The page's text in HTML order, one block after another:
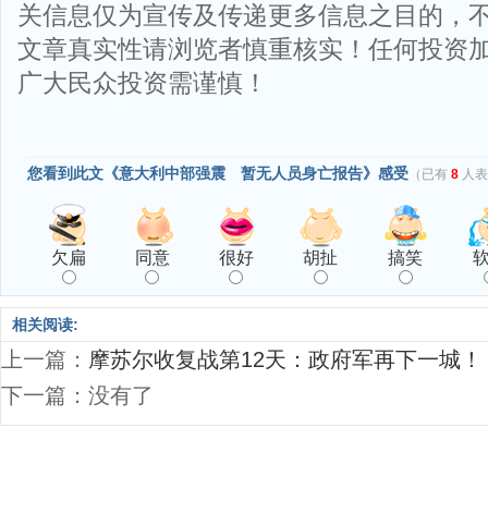
关信息仅为宣传及传递更多信息之目的，
文章真实性请浏览者慎重核实！任何投资
广大民众投资需谨慎！
您看到此文《意大利中部强震 暂无人员身亡报告》感受 （已有 8 人
欠扁 同意 很好 胡扯 搞笑
相关阅读:
上一篇： 摩苏尔收复战第12天：政府军再下一城！
下一篇：没有了